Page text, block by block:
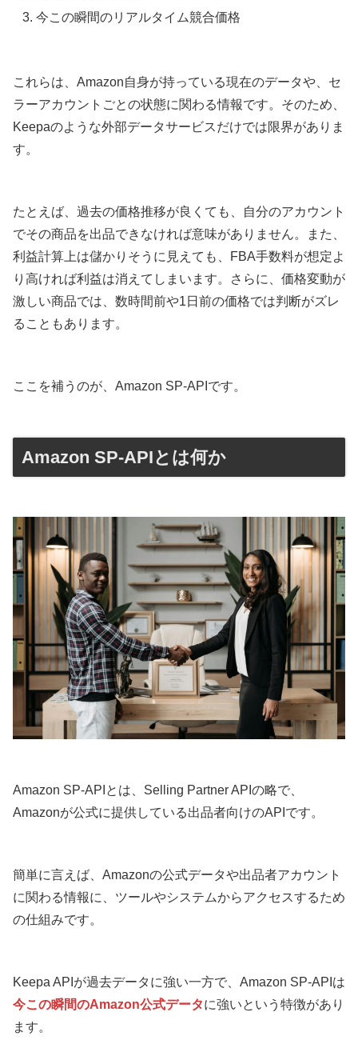
今この瞬間のリアルタイム競合価格
これらは、Amazon自身が持っている現在のデータや、セ
ラーアカウントごとの状態に関わる情報です。そのため、
Keepaのような外部データサービスだけでは限界がありま
す。
たとえば、過去の価格推移が良くても、自分のアカウント
でその商品を出品できなければ意味がありません。また、
利益計算上は儲かりそうに見えても、FBA手数料が想定よ
り高ければ利益は消えてしまいます。さらに、価格変動が
激しい商品では、数時間前や1日前の価格では判断がズレ
ることもあります。
ここを補うのが、Amazon SP-APIです。
Amazon SP-APIとは何か
Amazon SP-APIとは、Selling Partner APIの略で、
Amazonが公式に提供している出品者向けのAPIです。
簡単に言えば、Amazonの公式データや出品者アカウント
に関わる情報に、ツールやシステムからアクセスするため
の仕組みです。
Keepa APIが過去データに強い一方で、Amazon SP-APIは
今この瞬間のAmazon公式データに強いという特徴があり
ます。